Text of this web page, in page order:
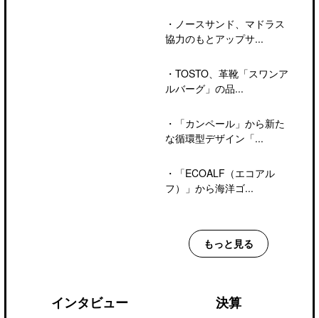
・ ノースサンド、マドラス
協力のもとアップサ...
・ TOSTO、革靴「スワンア
ルバーグ」の品...
・
「カンペール」から新た
な循環型デザイン「...
・
「ECOALF（エコアル
フ）」から海洋ゴ...
もっと見る
インタビュー 決算